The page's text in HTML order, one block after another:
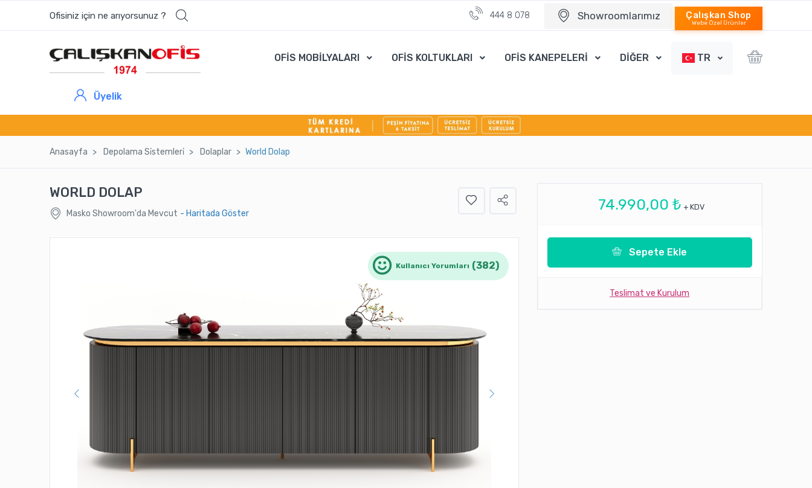
Ofisiniz için ne arıyorsunuz ? 444 8 078 Showroomlarımız Çalışkan Shop
Webe Özel Ürünler
OFİS MOBİLYALARI OFİS KOLTUKLARI OFİS KANEPELERİ DİĞER TR
Üyelik
Anasayfa Depolama Si̇stemleri̇ Dolaplar World Dolap
WORLD DOLAP
Masko Showroom'da Mevcut - Haritada Göster
Kullanıcı Yorumları (382)
74.990,00 ₺ + KDV
Sepete Ekle
Teslimat ve Kurulum